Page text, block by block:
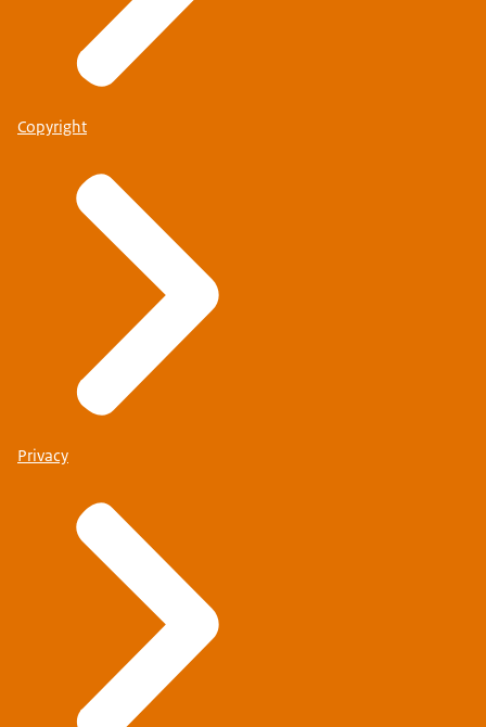
Copyright
Privacy